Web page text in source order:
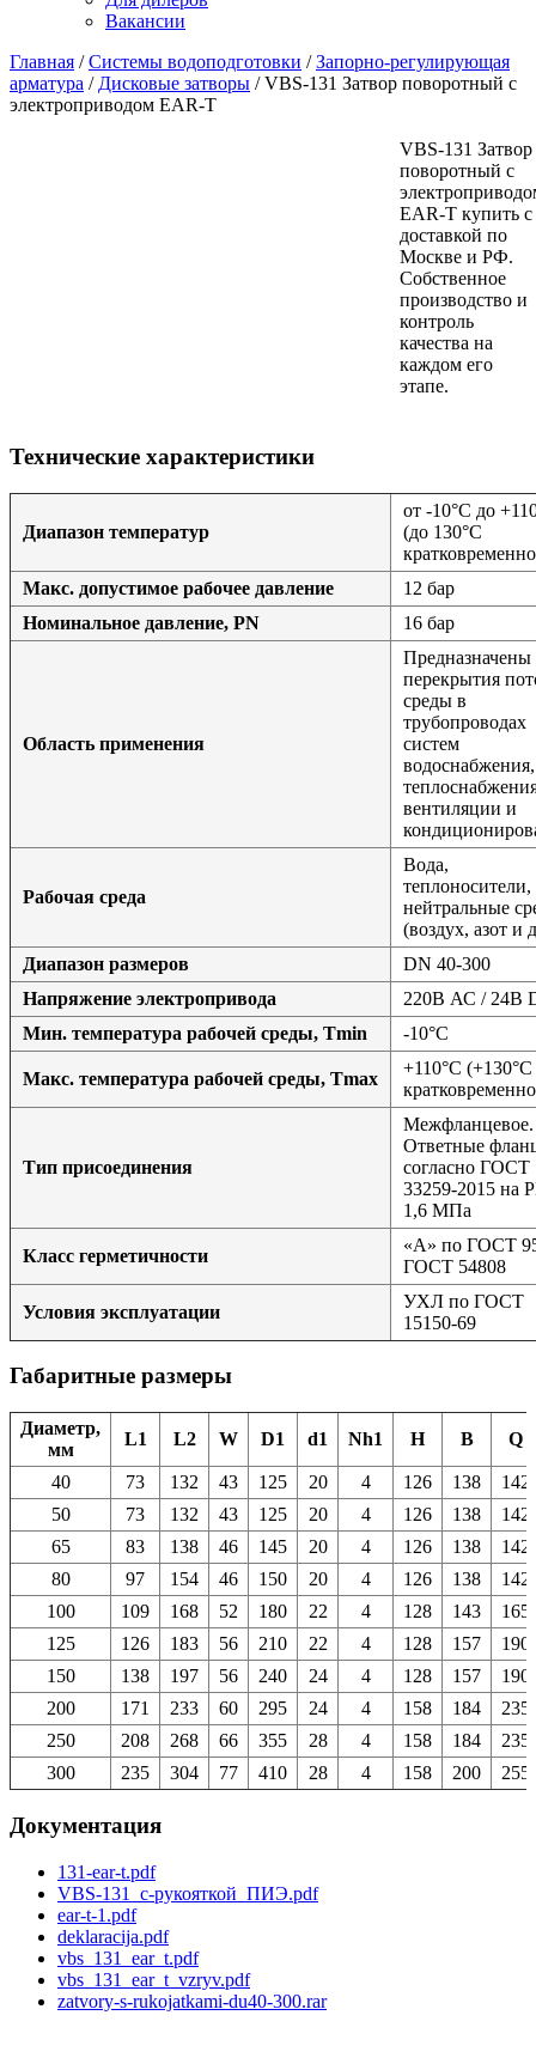
Вакансии
Главная /Системы водоподготовки /Запорно-регулирующая
арматура / Дисковые затворы /VBS-131 Затвор поворотный с
электроприводом EAR-T
VBS-131 Затвор
поворотный с
EAR-T купить с
доставкой по
Москве и РФ.
Собственное
производство и
контроль
качества на
каждом его
этапе.
Технические характеристики
Диапазон температур
от -10°C до
(до 130°С
Макс. допустимое рабочее давление
12 бар
Номинальное давление, PN
16 бар
Область применения
Предназначены
перекрытия
среды в
трубопроводах
систем
водоснабжения,
вентиляции и
Рабочая среда
Вода,
теплоносители,
нейтральные
(воздух, азот и
Диапазон размеров
DN 40-300
Напряжение электропривода
220В АС / 24В
Мин. температура рабочей среды, Tmin
-10°С
Макс. температура рабочей среды, Tmax
+110°С (+130°С
Тип присоединения
Межфланцевое.
Ответные
согласно ГОСТ
33259-2015 на
1,6 МПа
Класс герметичности
«А» по ГОСТ
ГОСТ 54808
Условия эксплуатации
УХЛ по ГОСТ
15150-69
Габаритные размеры
Диаметр,
мм
L1 L2 W D1 d1 Nh1 H B Q
40 73 132 43 125 20 4 126 138
142
50
73 132 43 125 20 4 126 138
142
65
83 138 46 145 20 4 126 138
142
80
97 154 46 150 20 4 126 138
142
100
109 168 52 180 22 4 128 143
165
125
126 183 56 210 22 4 128 157
190
150
138 197 56 240 24 4 128 157
190
200
171 233 60 295 24 4 158 184
235
250
208 268 66 355 28 4 158 184
235
300
235 304 77 410 28 4 158 200 255
Документация
131-ear-t.pdf
VBS-131_с-рукояткой_ПИЭ.pdf
ear-t-1.pdf
deklaracija.pdf
vbs_131_ear_t.pdf
vbs_131_ear_t_vzryv.pdf
zatvory-s-rukojatkami-du40-300.rar